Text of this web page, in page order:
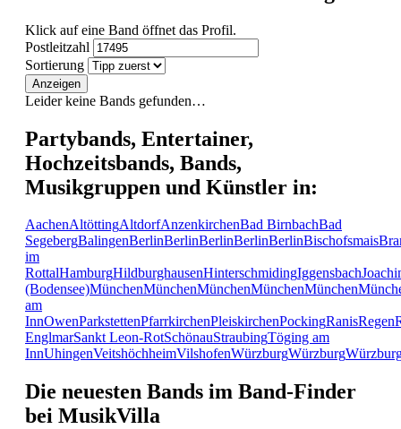
Klick auf eine Band öffnet das Profil.
Postleitzahl
Sortierung
Anzeigen
Leider keine Bands gefunden…
Partybands, Entertainer,
Hochzeitsbands, Bands,
Musikgruppen und Künstler in:
AachenAltöttingAltdorfAnzenkirchenBad BirnbachBad
SegebergBalingenBerlinBerlinBerlinBerlinBerlinBischofsmais
im
RottalHamburgHildburghausenHinterschmidingIggensbach
(Bodensee)MünchenMünchenMünchenMünchenMünchen
am
InnOwenParkstettenPfarrkirchenPleiskirchenPockingRanisRegen
EnglmarSankt Leon-RotSchönauStraubingTöging am
InnUhingenVeitshöchheimVilshofenWürzburgWürzburg
Die neuesten Bands im Band-Finder
bei MusikVilla